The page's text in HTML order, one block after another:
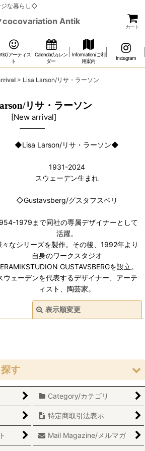
な暮らし◇
cocovariation Antik
カート
アーティス
ト
Calendar/カレン
ダー
Information/ご利
用案内
Instagram
> Lisa Larson/リサ・ラーソン
リサ・ラーソン
[New arrival]
◆Lisa Larson/リサ・ラーソン◆
1931-2024
スウェーデン生まれ
◇Gustavsberg/グスタフスベリ
1979まで同社の専属デザイナーとして
活躍。
々なシリーズを製作。その後、1992年より
自身のワークスタジオ
GUSTAVSBERGを設立。
ウェーデンを代表するデザイナー、アーテ
ィスト、陶芸家。
表示順変更
絞り込む
す
リンドベリ
ン
アンヌ・ウエストマン
Category/カテゴリ
特定商取引法表示
Mail Magazine/メルマガ